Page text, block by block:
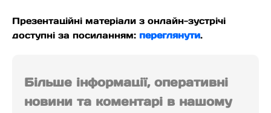
Презентаційні матеріали з онлайн-зустрічі
доступні за посиланням: переглянути.
Більше інформації, оперативні
новини та коментарі в нашому